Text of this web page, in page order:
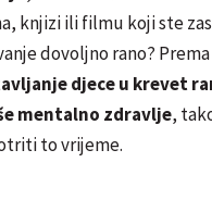
knjizi ili filmu koji ste
dovoljno rano?
djece u krevet
mentalno zdravlje,
to vrijeme.